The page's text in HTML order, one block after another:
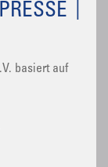
PRESSE
basiert auf